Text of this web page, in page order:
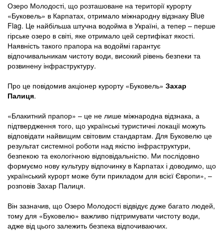
Озеро Молодості, що розташоване на території курорту
«Буковель» в Карпатах, отримало міжнародну відзнаку Blue
Flag. Це найбільша штучна водойма в Україні, а тепер – перше
гірське озеро в світі, яке отримало цей сертифікат якості.
Наявність такого прапора на водоймі гарантує
відпочивальникам чистоту води, високий рівень безпеки та
розвинену інфраструктуру.
Про це повідомив акціонер курорту «Буковель» Захар
Палиця.
«Блакитний прапор» – це не лише міжнародна відзнака, а
підтвердження того, що українські туристичні локації можуть
відповідати найвищим світовим стандартам. Для Буковелю це
результат системної роботи над якістю інфраструктури,
безпекою та екологічною відповідальністю. Ми послідовно
формуємо нову культуру відпочинку в Карпатах і доводимо, що
український курорт може бути прикладом для всієї Європи», –
розповів Захар Палиця.
Він зазначив, що Озеро Молодості відвідує дуже багато людей,
тому для «Буковелю» важливо підтримувати чистоту води,
адже від цього залежить безпека відпочиваючих.